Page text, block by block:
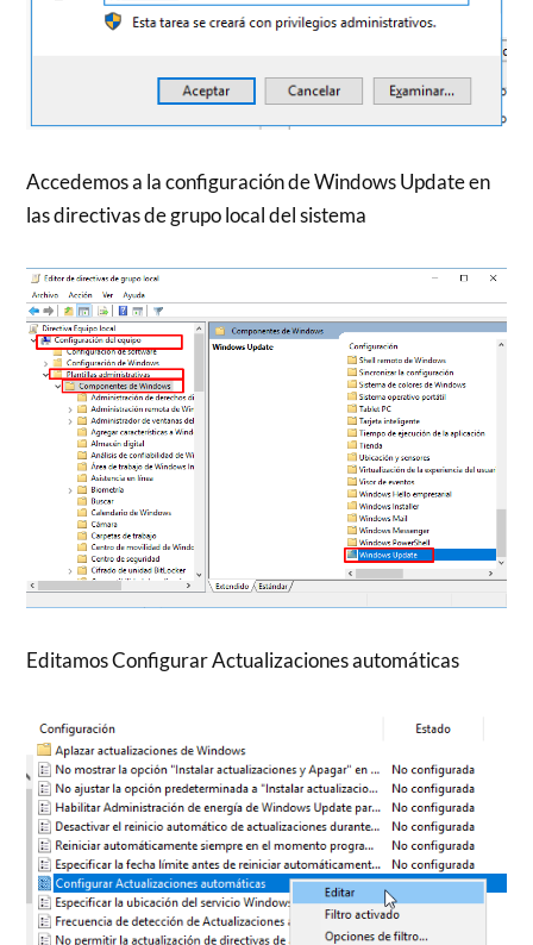
Accedemos a la configuración de Windows Update en
las directivas de grupo local del sistema
Editamos Configurar Actualizaciones automáticas